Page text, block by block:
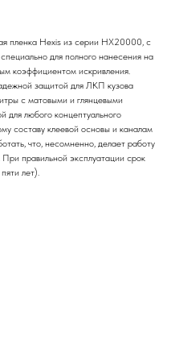
пленка Hexis из серии НХ20000, с
для полного нанесения на
коэффициентом искривления.
защитой для ЛКП кузова
с матовыми и глянцевыми
для любого концептуального
составу клеевой основы и каналам
что, несомненно, делает работу
правильной эксплуатации срок
лет).